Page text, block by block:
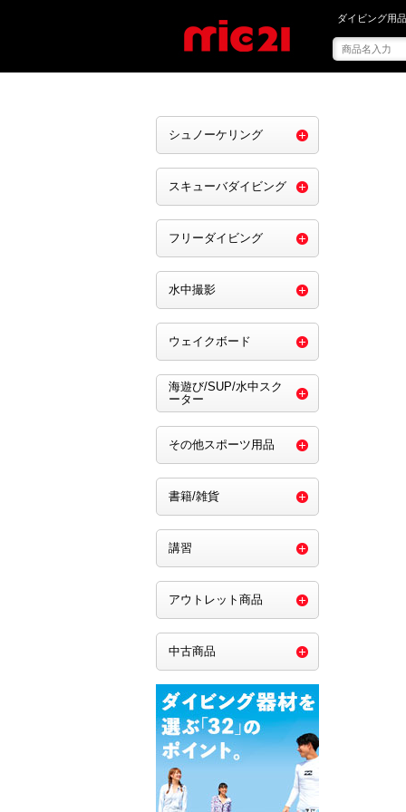
mic21で を買
ダイビング用
シュノーケリング
スキューバダイビング
フリーダイビング
水中撮影
ウェイクボード
海遊び/SUP/水中スク
ーター
その他スポーツ用品
書籍/雑貨
講習
アウトレット商品
中古商品